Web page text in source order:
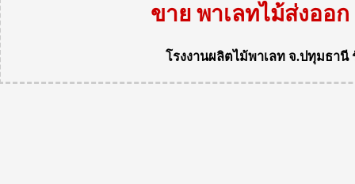
ขาย พาเลทไม้ส่งออ
โรงงานผลิตไม้พาเลท จ.ปทุมธานี